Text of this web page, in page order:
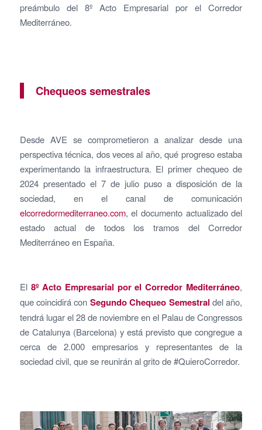
preámbulo del 8º Acto Empresarial por el Corredor
Mediterráneo.
Chequeos semestrales
Desde AVE se comprometieron a analizar desde una
perspectiva técnica, dos veces al año, qué progreso estaba
experimentando la infraestructura. El primer chequeo de
2024 presentado el 7 de julio puso a disposición de la
sociedad, en el canal de comunicación
elcorredormediterraneo.com, el documento actualizado del
estado actual de todos los tramos del Corredor
Mediterráneo en España.
El 8º Acto Empresarial por el Corredor Mediterráneo,
que coincidirá con Segundo Chequeo Semestral del año,
tendrá lugar el 28 de noviembre en el Palau de Congressos
de Catalunya (Barcelona) y está previsto que congregue a
cerca de 2.000 empresarios y representantes de la
sociedad civil, que se reunirán al grito de #QuieroCorredor.